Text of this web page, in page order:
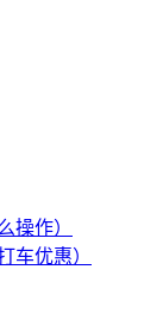
操作）
车优惠）